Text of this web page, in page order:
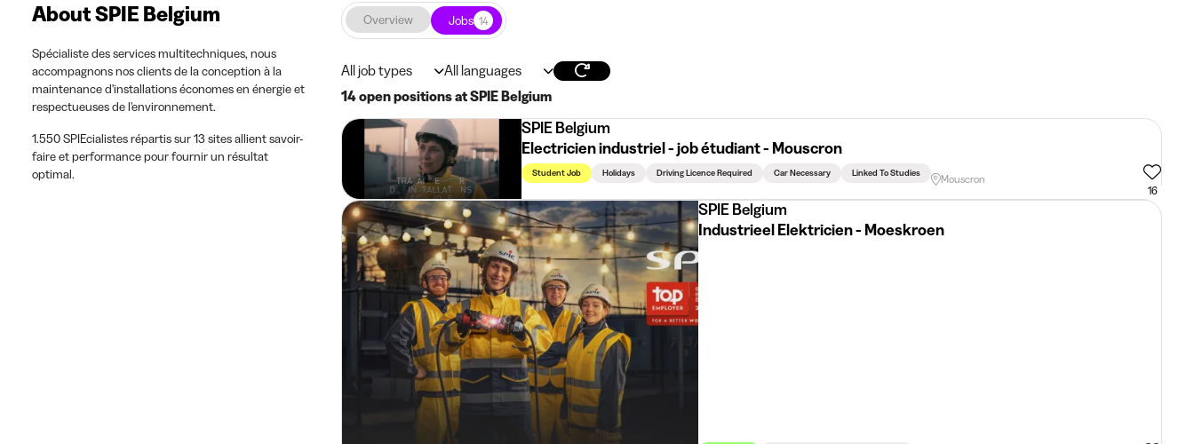
About SPIE Belgium
Spécialiste des services multitechniques, nous
accompagnons nos clients de la conception à la
maintenance d'installations économes en énergie et
respectueuses de l'environnement.
1.550 SPIEcialistes répartis sur 13 sites allient savoir-
faire et performance pour fournir un résultat
optimal.
Overview Jobs 14
All job types
All languages
14 open positions at SPIE Belgium
SPIE Belgium
Electricien industriel - job étudiant - Mouscron
Student Job Holidays Driving Licence Required Car Necessary Linked To Studies
Mouscron
16
SPIE Belgium
Industrieel Elektricien - Moeskroen